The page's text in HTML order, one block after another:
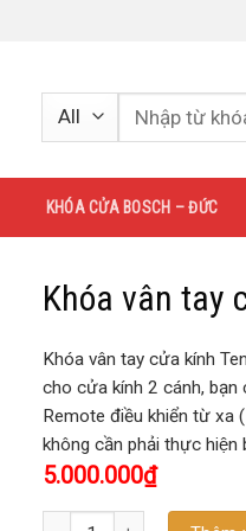
KHÓA CỬA BOSCH – ĐỨC
Khóa vân tay
Khóa vân tay cửa kính
cho cửa kính 2 cánh, bạn
Remote điều khiển từ xa
không cần phải thực hiện
5.000.000₫
Số lượng